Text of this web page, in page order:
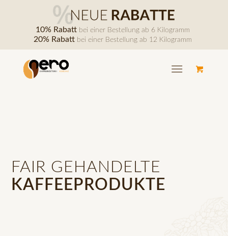
10% Rabatt bei einer Bestellung ab 6 Kilogramm
20% Rabatt bei einer Bestellung ab 12 Kilogramm
FAIR GEHANDELTE
KAFFEEPRODUKTE